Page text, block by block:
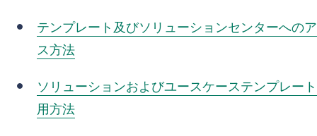
テンプレート及びソリューションセンターへの
ス方法
ソリューションおよびユースケーステンプレー
用方法